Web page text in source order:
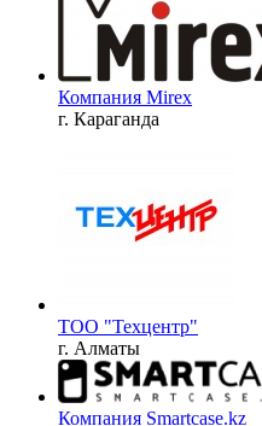
Компания Mirex
г. Караганда
ТОО "Техцентр"
г. Алматы
Компания Smartcase.kz